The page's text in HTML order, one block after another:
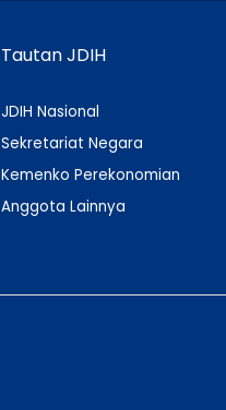
Tautan JDIH
JDIH Nasional
Sekretariat Negara
Kemenko Perekonomian
Anggota Lainnya